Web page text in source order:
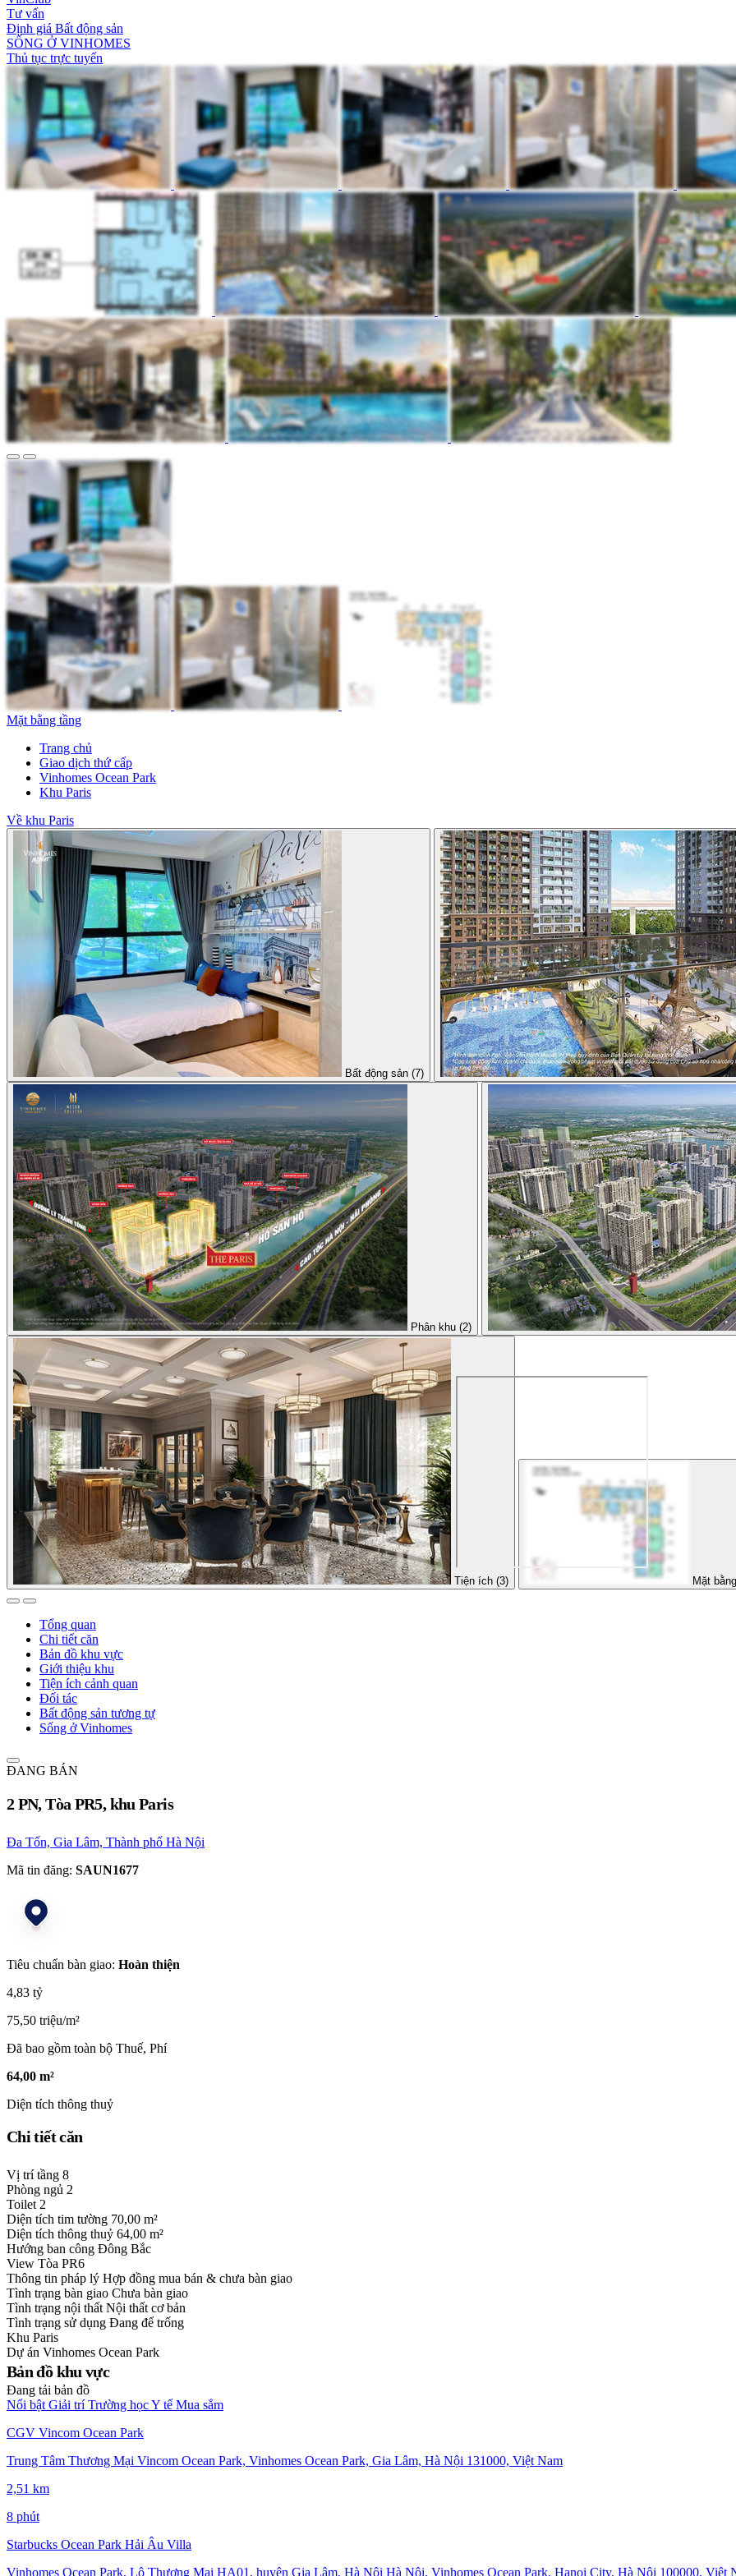
Tư vấn
Định giá Bất động sản
SỐNG Ở VINHOMES
Thủ tục trực tuyến
Mặt bằng tầng
Trang chủ
Giao dịch thứ cấp
Vinhomes Ocean Park
Khu Paris
Về khu Paris
Bất động sản (7)
Phân khu (2)
Tiện ích (3) Mặt
Tổng quan
Chi tiết căn
Bản đồ khu vực
Giới thiệu khu
Tiện ích cảnh quan
Đối tác
Bất động sản tương tự
Sống ở Vinhomes
ĐANG BÁN
2 PN, Tòa PR5, khu Paris
Đa Tốn, Gia Lâm, Thành phố Hà Nội
Mã tin đăng: SAUN1677
Tiêu chuẩn bàn giao: Hoàn thiện
4,83 tỷ
75,50 triệu/m²
Đã bao gồm toàn bộ Thuế, Phí
64,00 m²
Diện tích thông thuỷ
Chi tiết căn
Vị trí tầng 8
Phòng ngủ 2
Toilet 2
Diện tích tim tường 70,00 m²
Diện tích thông thuỷ 64,00 m²
Hướng ban công Đông Bắc
View Tòa PR6
Thông tin pháp lý Hợp đồng mua bán & chưa bàn giao
Tình trạng bàn giao Chưa bàn giao
Tình trạng nội thất Nội thất cơ bản
Tình trạng sử dụng Đang để trống
Khu Paris
Dự án Vinhomes Ocean Park
Bản đồ khu vực
Đang tải bản đồ
Nổi bật Giải trí Trường họcY tế Mua sắm
CGV Vincom Ocean Park
Trung Tâm Thương Mại Vincom Ocean Park, Vinhomes Ocean Park, Gia Lâm, Hà Nội 131000, Việt Nam
2,51 km
8 phút
Starbucks Ocean Park Hải Âu Villa
Vinhomes Ocean Park, Lô Thương Mại HA01, huyện Gia Lâm, Hà Nội Hà Nội, Vinhomes Ocean Park, Hanoi City, Hà Nội 100000, Việt